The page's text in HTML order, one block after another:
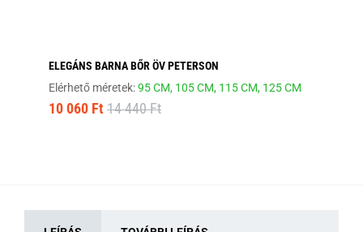
ELEGÁNS BARNA BŐR ÖV PETERSON
Elérhető méretek:95 CM, 105 CM, 115 CM, 125 CM
10 060 Ft 14 440 Ft